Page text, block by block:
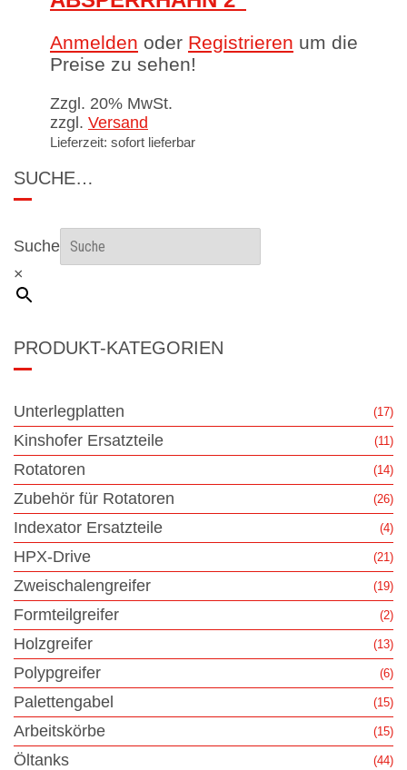
Anmelden oder Registrieren um die
Preise zu sehen!
Zzgl. 20% MwSt.
zzgl. Versand
Lieferzeit: sofort lieferbar
SUCHE…
Suche
×
PRODUKT-KATEGORIEN
Unterlegplatten (17)
Kinshofer Ersatzteile (11)
Rotatoren (14)
Zubehör für Rotatoren (26)
Indexator Ersatzteile (4)
HPX-Drive (21)
Zweischalengreifer (19)
Formteilgreifer (2)
Holzgreifer (13)
Polypgreifer (6)
Palettengabel (15)
Arbeitskörbe (15)
Öltanks (44)